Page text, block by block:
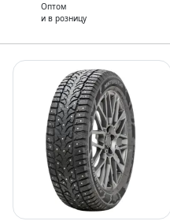
Оптом
и в розницу